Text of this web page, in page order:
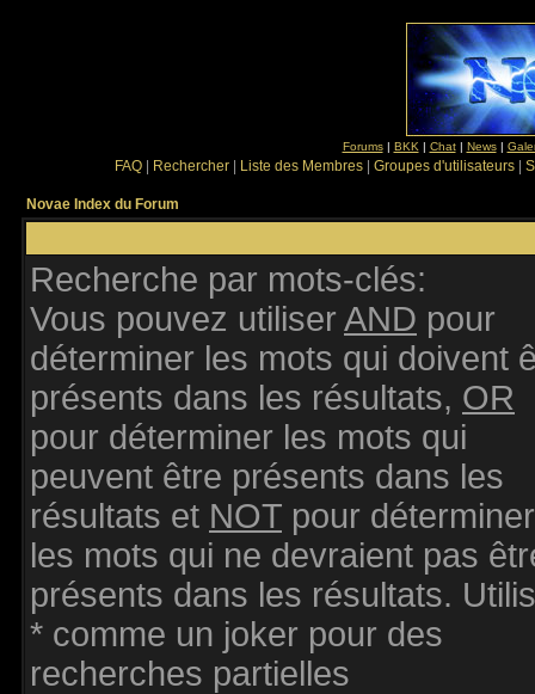
Forums| BKK | Chat| News|
FAQ Rechercher Liste des Membres Groupes d'utilisateurs
Novae Index du Forum
Recherche par mots-clés:
Vous pouvez utiliser AND pour
déterminer les mots qui doivent
présents dans les résultats, OR
pour déterminer les mots qui
peuvent être présents dans les
résultats et NOT pour déterminer
les mots qui ne devraient pas
présents dans les résultats.
* comme un joker pour des
recherches partielles